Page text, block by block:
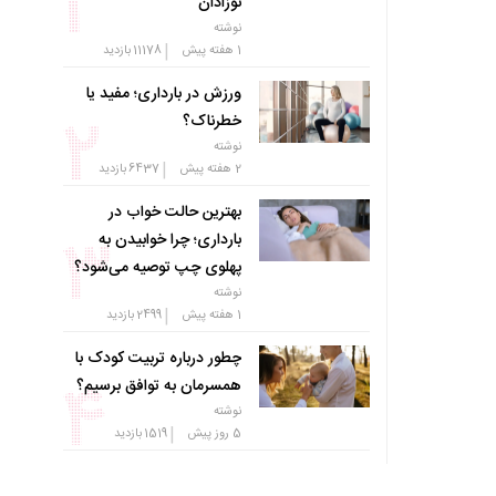
نوشته
1 هفته پیش
|
11178بازدید
ورزش در بارداری؛ مفید یا
خطرناک؟
نوشته
2 هفته پیش
|
6437بازدید
بهترین حالت خواب در
بارداری؛ چرا خوابیدن به
پهلوی چپ توصیه می‌شود؟
نوشته
1 هفته پیش
|
2499بازدید
چطور درباره تربیت کودک با
همسرمان به توافق برسیم؟
نوشته
5 روز پیش
|
1519بازدید